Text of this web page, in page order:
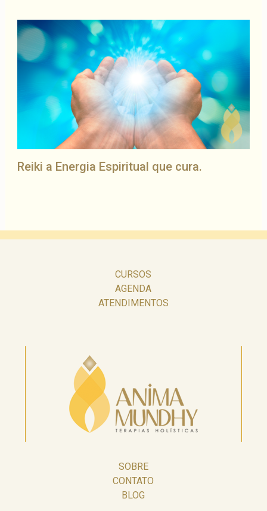
Reiki a Energia Espiritual que cura.
CURSOS
AGENDA
ATENDIMENTOS
SOBRE
CONTATO
BLOG